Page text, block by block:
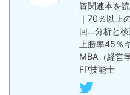
資関連本を
｜70％以上
回...分析と
上勝率45％
MBA（経営
FP技能士